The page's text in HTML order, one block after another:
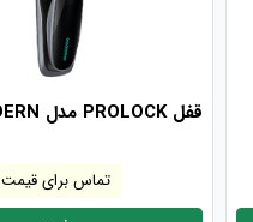
قفل PROLOCK مدل MODERN
تماس برای قیمت